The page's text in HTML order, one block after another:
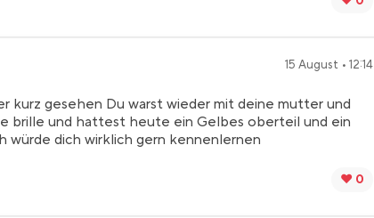
15 August • 12:14
kurz gesehen Du warst wieder mit deine mutter und
brille und hattest heute ein Gelbes oberteil und ein
würde dich wirklich gern kennenlernen
❤️ 0